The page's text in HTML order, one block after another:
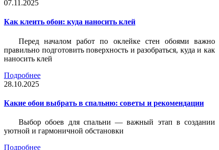
07.11.2025
Как клеить обои: куда наносить клей
Перед началом работ по оклейке стен обоями важно
правильно подготовить поверхность и разобраться, куда и как
наносить клей
Подробнее
28.10.2025
Какие обои выбрать в спальню: советы и рекомендации
Выбор обоев для спальни — важный этап в создании
уютной и гармоничной обстановки
Подробнее